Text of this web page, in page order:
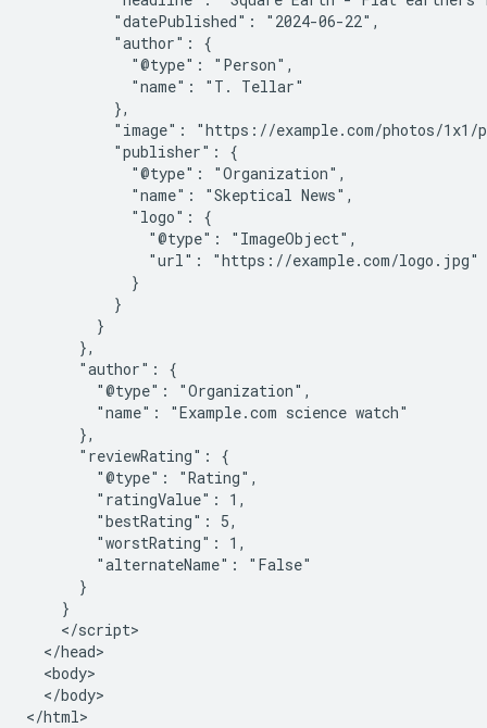
          "datePublished": "2024-06-22",
          "author": {
            "@type": "Person",
            "name": "T. Tellar"
          },
"image": "https://example.com/photos/1x1/
          "publisher": {
            "@type": "Organization",
            "name": "Skeptical News",
            "logo": {
              "@type": "ImageObject",
              "url": "https://example.com/logo.jpg"
            }
          }
        }
      },
      "author": {
        "@type": "Organization",
        "name": "Example.com science watch"
      },
      "reviewRating": {
        "@type": "Rating",
        "ratingValue": 1,
        "bestRating": 5,
        "worstRating": 1,
        "alternateName": "False"
      }
    }
    </script>
  </head>
  <body>
  </body>
</html>